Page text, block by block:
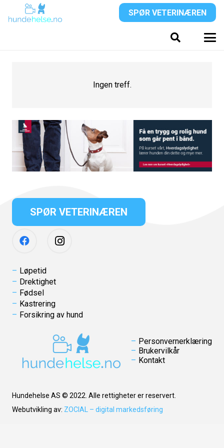
SPØR VETERINÆREN
Ingen treff.
SPØR VETERINÆREN
Løpetid
Drektighet
Fødsel
Kastrering
Forsikring av hund
Personvernerklæring
Brukervilkår
Kontakt
Hundehelse AS © 2022. Alle rettigheter er reservert.
Webutvikling av: ZOCIAL – digital markedsføring